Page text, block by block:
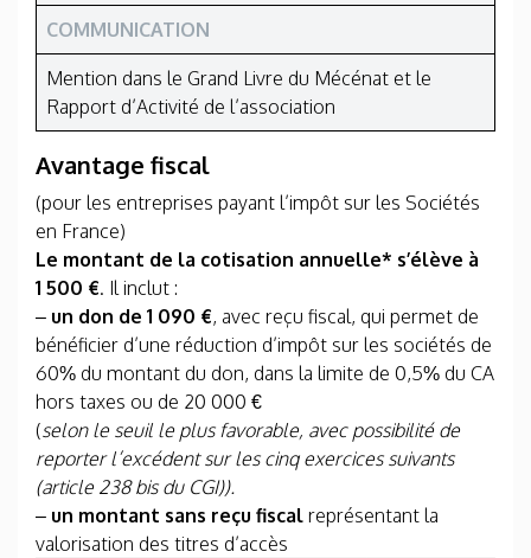
COMMUNICATION
Mention dans le Grand Livre du Mécénat et le
Rapport d’Activité de l’association
Avantage fiscal
(pour les entreprises payant l’impôt sur les Sociétés
en France)
Le montant de la cotisation annuelle* s’élève à
1 500 €. Il inclut :
– un don de 1 090 €, avec reçu fiscal, qui permet de
bénéficier d’une réduction d’impôt sur les sociétés de
60% du montant du don, dans la limite de 0,5% du CA
hors taxes ou de 20 000 €
(selon le seuil le plus favorable, avec possibilité de
reporter l’excédent sur les cinq exercices suivants
(article 238 bis du CGI)).
– un montant sans reçu fiscal représentant la
valorisation des titres d’accès